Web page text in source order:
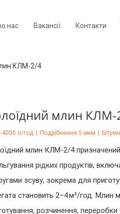
нас Вакансії Контакти
КЛМ-2/4
млин КЛМ-
4000 л/год Подрібнення 5 мкм
млин КЛМ-2/4 призначений
рідких продуктів,
зсуву, зокрема для
становить 2–4 м³/год. Млин
розчинення, переробки